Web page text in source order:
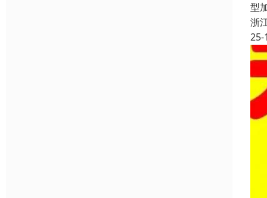
型
浙
25-